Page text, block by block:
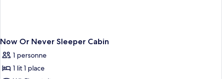
Now Or Never Sleeper Cabin
1 personne
1 lit 1 place